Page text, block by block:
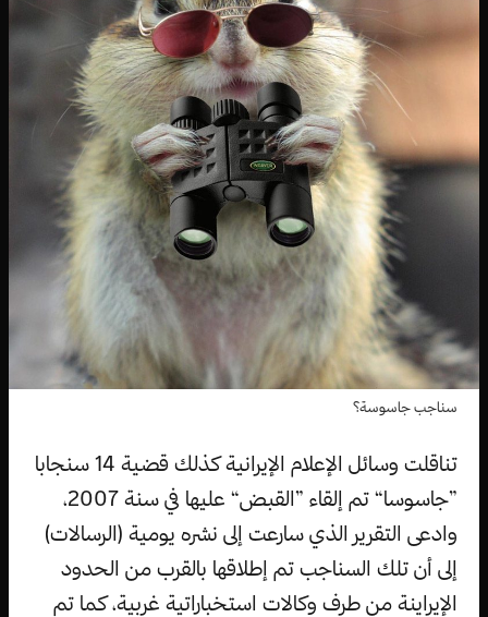
سناجب جاسوسة؟
تناقلت وسائل الإعلام الإيرانية كذلك قضية 14 سنجابا
”جاسوسا“ تم إلقاء ”القبض“ عليها في سنة 2007،
وادعى التقرير الذي سارعت إلى نشره يومية (الرسالات)
إلى أن تلك السناجب تم إطلاقها بالقرب من الحدود
الإيراينة من طرف وكالات استخباراتية غربية، كما تم